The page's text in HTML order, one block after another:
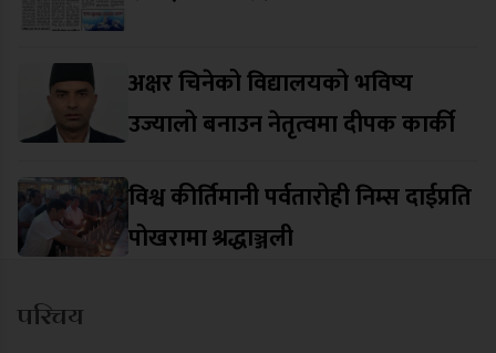
अक्षर चिनेको विद्यालयको भविष्य
उज्यालो बनाउन नेतृत्वमा दीपक कार्की
विश्व कीर्तिमानी पर्वतारोही निम्स दाईप्रति
पोखरामा श्रद्धाञ्जली
परिचय